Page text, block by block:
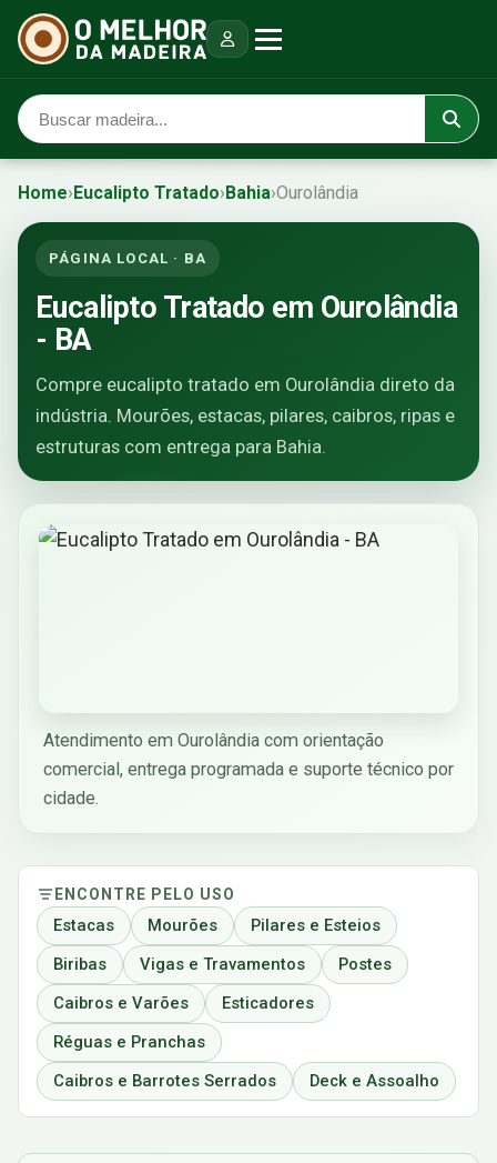
Home›Eucalipto Tratado›Bahia›Ourolândia
PÁGINA LOCAL · BA
Eucalipto Tratado em Ourolândia
- BA
Compre eucalipto tratado em Ourolândia direto da
indústria. Mourões, estacas, pilares, caibros, ripas e
estruturas com entrega para Bahia.
Atendimento em Ourolândia com orientação
comercial, entrega programada e suporte técnico por
cidade.
ENCONTRE PELO USO
Estacas Mourões
Pilares e Esteios
Biribas
Vigas e Travamentos
Postes
Caibros e Varões
Esticadores
Réguas e Pranchas
Caibros e Barrotes Serrados
Deck e Assoalho